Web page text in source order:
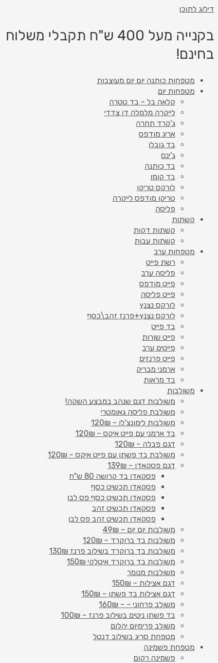
דילוג לתוכן
בקנייה מעל 400 ש"ח תקבלי משלוח
בחינם!
מטפחות כותנה יום יום מעוצבות
מטפחות יום
קלאה בל – בד טטרה
לייקרה מלמלה דו צדדי
ג'קרד תחרה
אריג מודפס
בד גובלן
ג'ינס
בד כותנה
בד קומו
לורקס טריקו
טריקו מודפס לייקרה
פליסה
קשתות
קשתות דקות
קשתות עבות
מטפחות ערב
רשת פייט
פליסה ערב
פייט מודפס
פייט פליסה
לורקס נצנץ
לורקס נצנץ+פרנז זהב\כסף
בד פייט
פייט שורות
פייטים ערב
פייט פרנזים
ארמני מבריק
בד מראות
משולבות
משולבות דגם שנהב במבצע השקה!
משולבת פליסה גאומטרי
משולבות לימונצ'לו – 120₪
בד ארמני עם פייט איקס – 120₪
דגם פבלה – 120₪
משולבת בד פשתן עם פייט איקס – 120₪
דגם פסקאדו – 139₪
פסקאדו בד קרושה 80 ש"ח
פסקאדו תכשיט כסף
פסקאדו תכשיט כסף פס לבן
פסקאדו תכשיט זהב
פסקאדו תכשיט זהב פס לבן
משולבות יום יום – 49₪
משולבות בד ברוקרד – 120₪
משולבות בד ברוקרד בשילוב פרנז 130₪
משולבות בד ברוקרד איטלקי 150₪
משולבות מנומר
דגם אצילות – 150₪
דגם אצילות בד פשתן – 150₪
משולב פרחוני – – 160₪
בד פשתן ניטים בשילוב פרנז – 100₪
משולב פרימיום יהלום
מטפחת סריג בשילוב דנטל
מטפחת פשמינה
פשמינה רקום